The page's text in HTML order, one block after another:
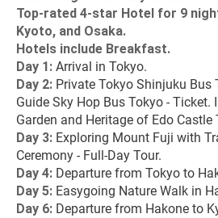
Top-rated 4-star Hotel for 9
Kyoto, and Osaka.
Hotels include Breakfast.
Day 1: Arrival in Tokyo.
Day 2: Private Tokyo Shinjuku Bus
Guide Sky Hop Bus Tokyo - Ticket.
Garden and Heritage of Edo Castle
Day 3: Exploring Mount Fuji with
Ceremony - Full-Day Tour.
Day 4: Departure from Tokyo to
Day 5: Easygoing Nature Walk in
Day 6: Departure from Hakone to